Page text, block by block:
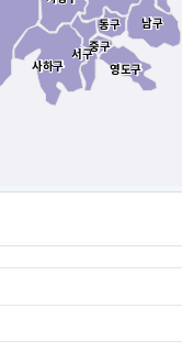
서구
서구
사하구
사하구
중구
중구
영도구
영도구
동구
동구 남구
남구